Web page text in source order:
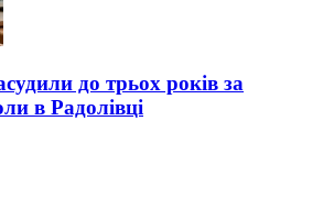
до трьох років за
в Радолівці